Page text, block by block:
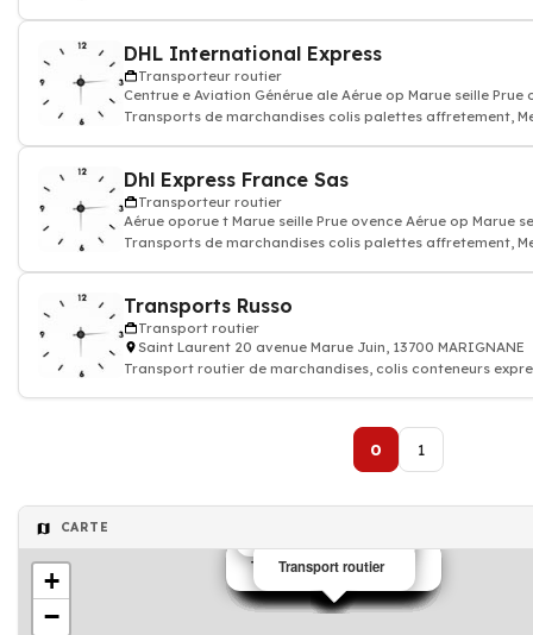
DHL International Express
Transporteur routier
Centrue e Aviation Générue ale Aérue op Marue seille Prue
Transports de marchandises colis palettes affretement,
Dhl Express France Sas
Transporteur routier
Aérue oporue t Marue seille Prue ovence Aérue op Marue
Transports de marchandises colis palettes affretement,
Transports Russo
Transport routier
Saint Laurent 20 avenue Marue Juin, 13700 MARIGNANE
Transport routier de marchandises, colis conteneurs
0 1
CARTE
Transporteur routier
Transporteur routier
Transporteur routier
Transporteur routier
Transporteur routier
Transporteur routier
Transporteur routier
Transporteur routier
Transporteur routier
Transporteur routier
Transporteur routier
Transporteur routier
Transporteur routier
Transporteur routier
Transporteur routier
Transporteur routier
Transporteur routier local
Transport routier
+
−